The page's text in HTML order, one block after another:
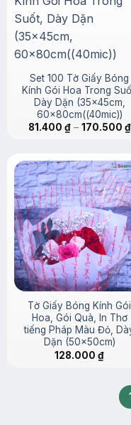
Set 100 Tờ Giấy Bóng
Kính Gói Hoa Trong
Dày Dặn (35x45cm,
60x80cm((40mic))
81.400 ₫ – 170.500 ₫
Tờ Giấy Bóng Kính Gói
Hoa, Gói Quà, In Thơ
tiếng Pháp Màu Đỏ,
Dặn (50x50cm)
128.000 ₫